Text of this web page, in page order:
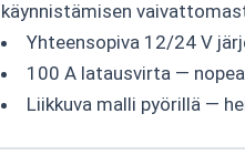
käynnistämisen
Yhteensopiva 12/24 V
100 A latausvirta —
Liikkuva malli pyörillä —